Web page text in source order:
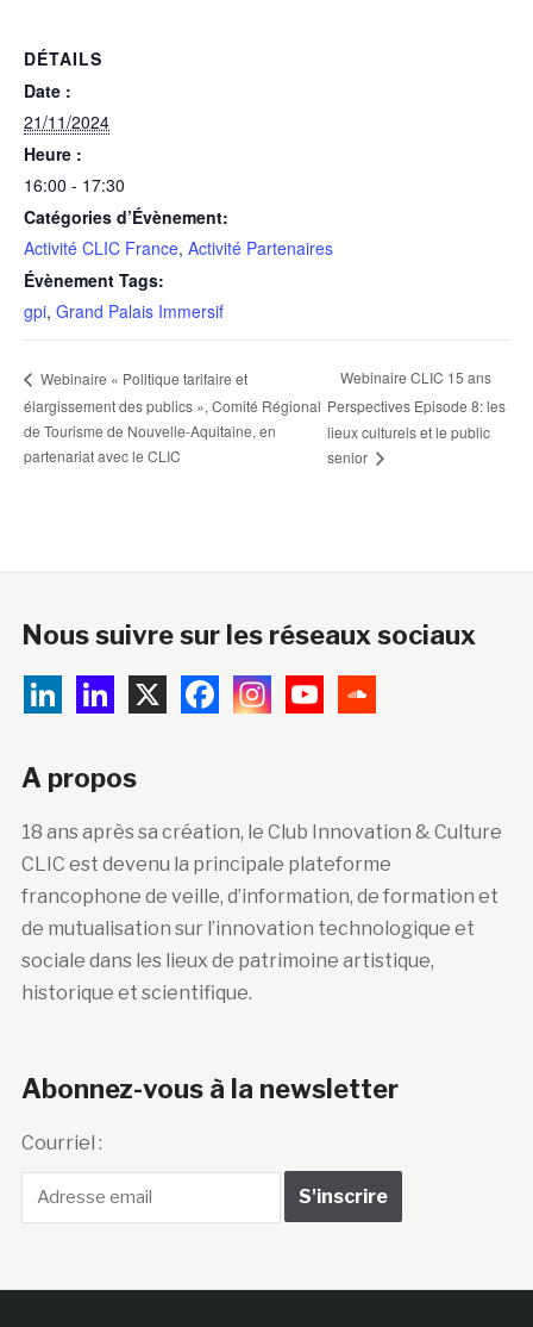
DÉTAILS
Date :
21/11/2024
Heure :
16:00 - 17:30
Catégories d’Évènement:
Activité CLIC France, Activité Partenaires
Évènement Tags:
gpi, Grand Palais Immersif
Webinaire « Politique tarifaire et
élargissement des publics », Comité Régional
de Tourisme de Nouvelle-Aquitaine, en
partenariat avec le CLIC
Webinaire CLIC 15 ans
Perspectives Episode 8: les
lieux culturels et le public
senior
Nous suivre sur les réseaux sociaux
A propos
18 ans après sa création, le Club Innovation & Culture
CLIC est devenu la principale plateforme
francophone de veille, d’information, de formation et
de mutualisation sur l’innovation technologique et
sociale dans les lieux de patrimoine artistique,
historique et scientifique.
Abonnez-vous à la newsletter
Courriel :